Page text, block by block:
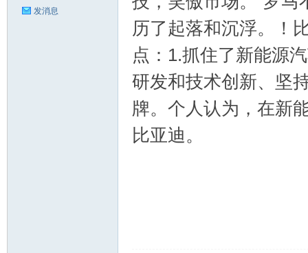
发消息
历了起落和沉浮。！
点：1.抓住了新能源
研发和技术创新、坚
牌。个人认为，在新
比亚迪。